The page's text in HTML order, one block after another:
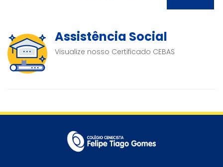
Assistência Social
Visualize nosso Certificado CEBAS